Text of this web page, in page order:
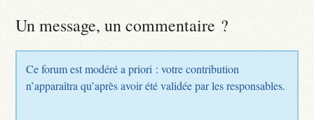
Un message, un commentaire ?
Ce forum est modéré a priori : votre contribution
n’apparaîtra qu’après avoir été validée par les responsables.